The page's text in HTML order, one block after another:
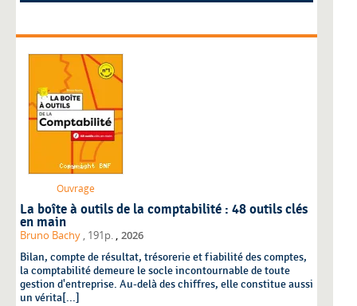
Ouvrage
La boîte à outils de la comptabilité : 48 outils clés
en main
Bruno Bachy , 191p. , 2026
Bilan, compte de résultat, trésorerie et fiabilité des comptes,
la comptabilité demeure le socle incontournable de toute
gestion d'entreprise. Au-delà des chiffres, elle constitue aussi
un vérita[...]